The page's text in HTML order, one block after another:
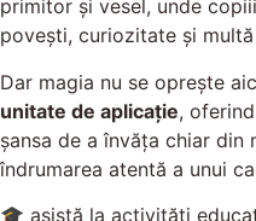
primitor și vesel, unde
povești, curiozitate și
Dar magia nu se oprește
unitate de aplicație,
șansa de a învăța chiar din
îndrumarea atentă a unui
🎓 asistă la activități